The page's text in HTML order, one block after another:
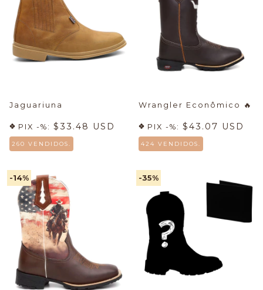
Jaguariuna
PIX -%: $33.48 USD
260 VENDIDOS.
Wrangler Econômico 🔥
PIX -%: $43.07 USD
424 VENDIDOS.
-14% -35%